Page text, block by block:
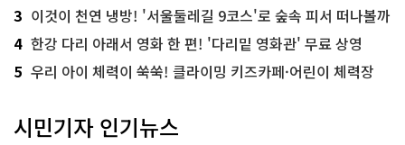
3 이것이 천연 냉방! '서울둘레길 9코스'로 숲속 피서 떠나볼까
4 한강 다리 아래서 영화 한 편! '다리밑 영화관' 무료 상영
5 우리 아이 체력이 쑥쑥! 클라이밍 키즈카페·어린이 체력장
시민기자 인기뉴스